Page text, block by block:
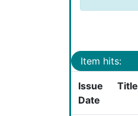
Item hits:
Issue
Date
Title